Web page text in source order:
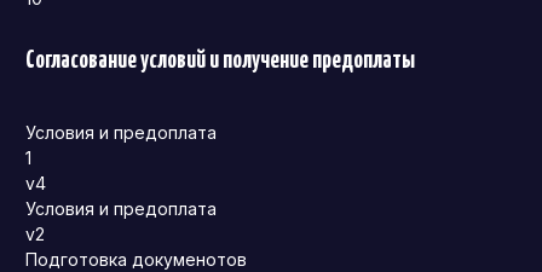
Согласование условий и получение предоплаты
Условия и предоплата
1
v4
Условия и предоплата
v2
Подготовка докуменотов